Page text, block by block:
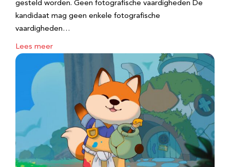
gesteld worden. Geen fotografische vaardigheden De
kandidaat mag geen enkele fotografische
vaardigheden…
Lees meer